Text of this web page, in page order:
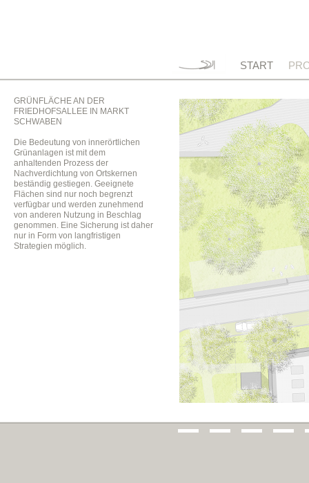
START
GRÜNFLÄCHE AN DER
FRIEDHOFSALLEE IN MARKT
SCHWABEN
Die Bedeutung von innerörtlichen
Grünanlagen ist mit dem
anhaltenden Prozess der
Nachverdichtung von Ortskernen
beständig gestiegen. Geeignete
Flächen sind nur noch begrenzt
verfügbar und werden zunehmend
von anderen Nutzung in Beschlag
genommen. Eine Sicherung ist daher
nur in Form von langfristigen
Strategien möglich.